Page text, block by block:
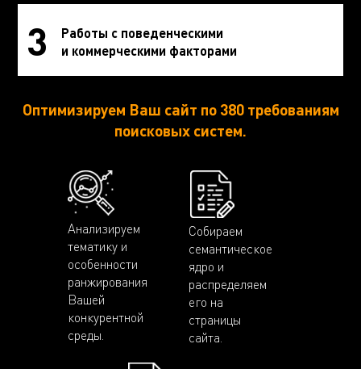
3
Работы с поведенческими
и коммерческими факторами
Оптимизируем Ваш сайт по 380 требованиям
поисковых систем.
Анализируем
тематику и
особенности
ранжирования
Вашей
конкурентной
среды.
Собираем
семантическое
ядро и
распределяем
его на
страницы
сайта.